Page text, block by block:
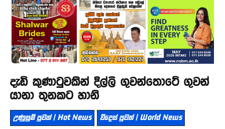
දෙන්නත් හදලා
දැඩි කුණාටුවකින් දිල්ලි ගුවන්තොටේ ගුවන්
යානා තුනකට හානි
උණුසුම් පුවත් | Hot News විදෙස් පුවත් | World News